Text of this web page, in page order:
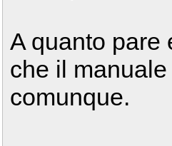
A quanto pare
che il
comunque.